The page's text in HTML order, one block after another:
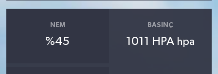
NEM
%45
BASINÇ
1011 HPA hpa